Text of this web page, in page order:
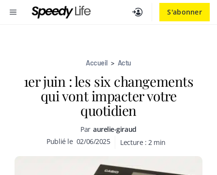
S'abonner
MENU
Accueil > Actu
1er juin : les six changements
qui vont impacter votre
quotidien
Par aurelie-giraud
Publié le 02/06/2025 Lecture : 2 min